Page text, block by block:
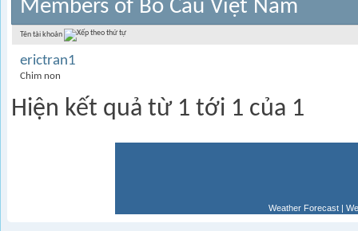
Members of Bồ Câu Việt Nam
Tên tài khoản
erictran1
Chim non
Hiện kết quả từ 1 tới 1 của 1
Weather Forecast |